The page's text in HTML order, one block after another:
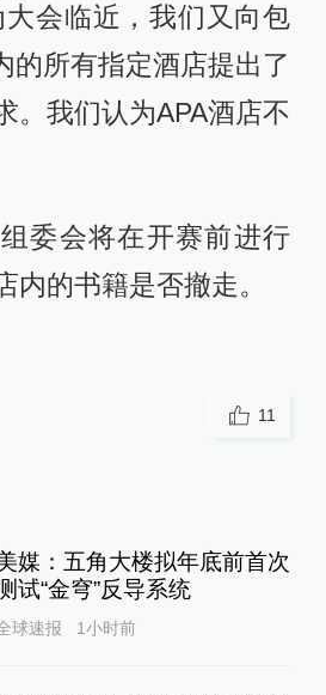
大会临近，我们又向包
的所有指定酒店提出了
。我们认为APA酒店不
委会将在开赛前进行
内的书籍是否撤走。
11
媒：五角大楼拟年底前首次
试“金穹”反导系统
球速报 1小时前